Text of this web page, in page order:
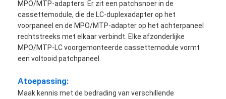
MPO/MTP-adapters. Er zit een patchsnoer in de
cassettemodule, die de LC-duplexadapter op het
voorpaneel en de MPO/MTP-adapter op het achterpaneel
rechtstreeks met elkaar verbindt. Elke afzonderlijke
MPO/MTP-LC voorgemonteerde cassettemodule vormt
een voltooid patchpaneel.
Atoepassing:
Maak kennis met de bedrading van verschillende